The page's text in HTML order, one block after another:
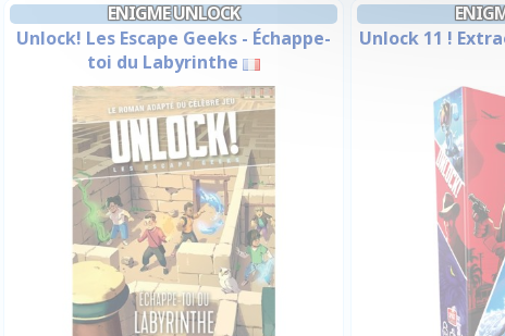
ENIGME UNLOCK
Unlock! Les Escape Geeks - Échappe-
toi du Labyrinthe
Unlock 11 !